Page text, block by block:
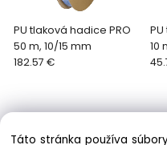
PU tlaková hadice PRO
50 m, 10/15 mm
182.57 €
10
Táto stránka používa